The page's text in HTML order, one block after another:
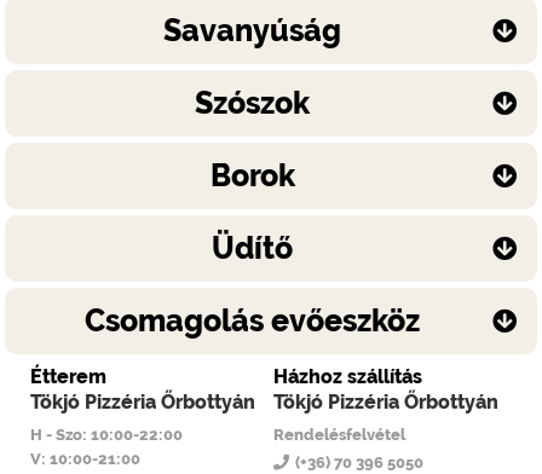
Savanyúság
Szószok
Borok
Üdítő
Csomagolás evőeszköz
Étterem
Tökjó Pizzéria Őrbottyán
H - Szo: 10:00-22:00
V: 10:00-21:00
Házhoz szállítás
Tökjó Pizzéria Őrbottyán
Rendelésfelvétel
(+36) 70 396 5050